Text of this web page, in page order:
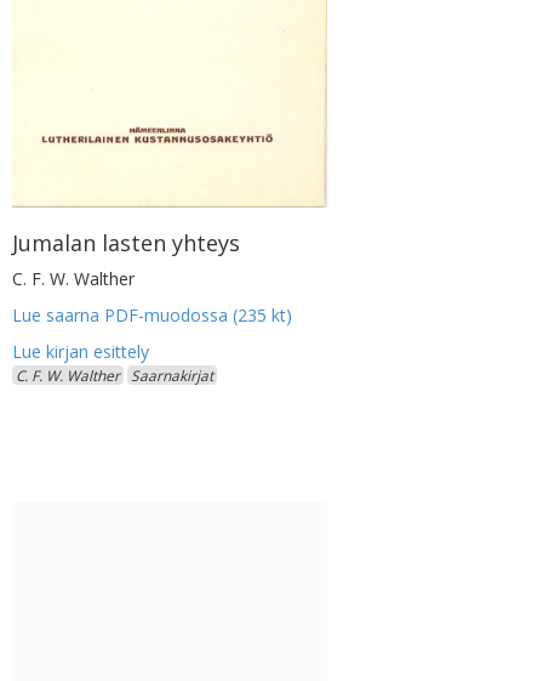
Jumalan lasten yhteys
C. F. W. Walther
Lue saarna PDF-muodossa (235 kt)
C. F. W. Walther Saarnakirjat